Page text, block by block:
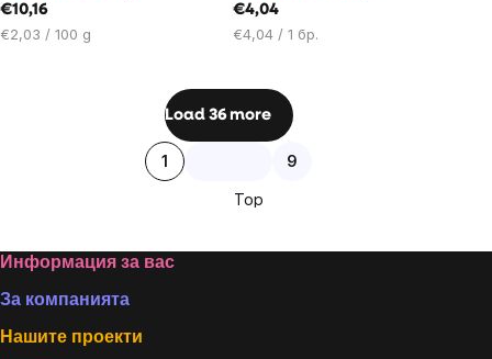
€10,16
Цена
€2,03 / 100 g
€4,04
Цена
€4,04 / 1 бр.
Listing
controls
Load 36 more
Pagination
1 9
Top
Footer
Информация за вас
За компанията
Нашите проекти